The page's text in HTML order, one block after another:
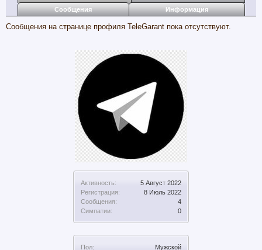
Активность:
5 Август 2022
Регистрация:
8 Июль 2022
Сообщения:
4
Симпатии:
0
Пол: Мужской
Сообщения
Информация
Сообщения на странице профиля TeleGarant пока отсутствуют.